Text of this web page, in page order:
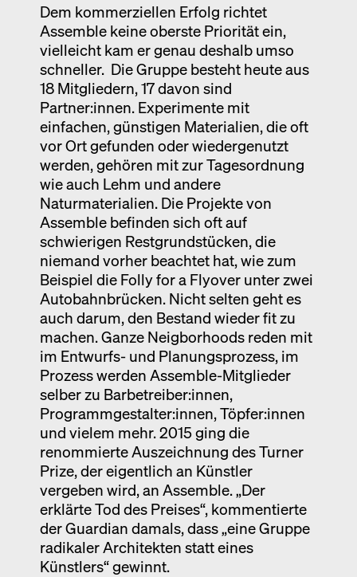
Dem kommerziellen Erfolg richtet
Assemble keine oberste Priorität ein,
vielleicht kam er genau deshalb umso
schneller. Die Gruppe besteht heute aus
18 Mitgliedern, 17 davon sind
Partner:innen. Experimente mit
einfachen, günstigen Materialien, die oft
vor Ort gefunden oder wiedergenutzt
werden, gehören mit zur Tagesordnung
wie auch Lehm und andere
Naturmaterialien. Die Projekte von
Assemble befinden sich oft auf
schwierigen Restgrundstücken, die
niemand vorher beachtet hat, wie zum
Beispiel die Folly for a Flyover unter zwei
Autobahnbrücken. Nicht selten geht es
auch darum, den Bestand wieder fit zu
machen. Ganze Neigborhoods reden mit
im Entwurfs- und Planungsprozess, im
Prozess werden Assemble-Mitglieder
selber zu Barbetreiber:innen,
Programmgestalter:innen, Töpfer:innen
und vielem mehr. 2015 ging die
renommierte Auszeichnung des Turner
Prize, der eigentlich an Künstler
vergeben wird, an Assemble. „Der
erklärte Tod des Preises“, kommentierte
der Guardian damals, dass „eine Gruppe
radikaler Architekten statt eines
Künstlers“ gewinnt.